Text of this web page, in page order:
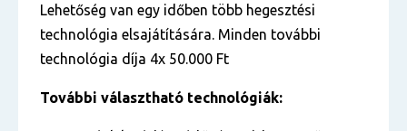
Lehetőség van egy időben több hegesztési
technológia elsajátítására. Minden további
technológia díja 4x 50.000 Ft
További választható technológiák: